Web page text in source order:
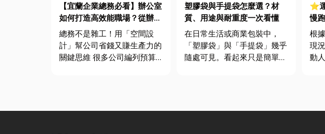
【宜蘭企業總務必看】辦公室
如何打造高效能職場？從辦公
桌椅、系統屏風到空間設計關
鍵！
總務不是雜工！用「空間設
計」幫公司省錢又賺生產力的
關鍵思維 很多公司編列預算
塑膠袋與手提袋怎麼選？材
質、用途與耐重度一次看懂
在日常生活或商業包裝中，
「塑膠袋」與「手提袋」幾乎
隨處可見。看起來只是簡單的
⭐
慢
對
根
現
動